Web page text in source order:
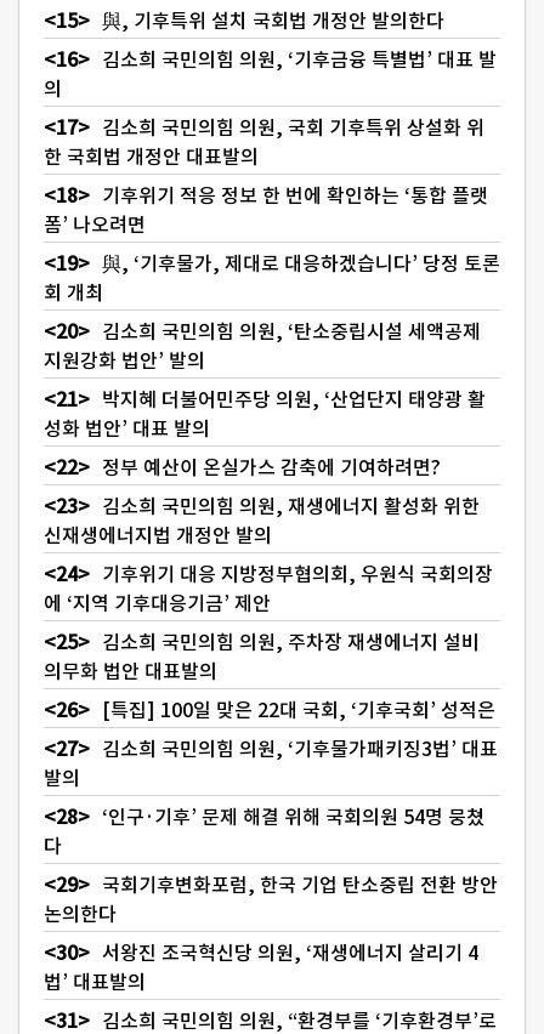
與, 기후특위 설치 국회법 개정안 발의한다
김소희 국민의힘 의원, ‘기후금융 특별법’ 대표 발
의
김소희 국민의힘 의원, 국회 기후특위 상설화 위
한 국회법 개정안 대표발의
기후위기 적응 정보 한 번에 확인하는 ‘통합 플랫
폼’ 나오려면
與, ‘기후물가, 제대로 대응하겠습니다’ 당정 토론
회 개최
김소희 국민의힘 의원, ‘탄소중립시설 세액공제
지원강화 법안’ 발의
박지혜 더불어민주당 의원, ‘산업단지 태양광 활
성화 법안’ 대표 발의
정부 예산이 온실가스 감축에 기여하려면?
김소희 국민의힘 의원, 재생에너지 활성화 위한
신재생에너지법 개정안 발의
기후위기 대응 지방정부협의회, 우원식 국회의장
에 ‘지역 기후대응기금’ 제안
김소희 국민의힘 의원, 주차장 재생에너지 설비
의무화 법안 대표발의
[특집] 100일 맞은 22대 국회, ‘기후국회’ 성적은
김소희 국민의힘 의원, ‘기후물가패키징3법’ 대표
발의
‘인구·기후’ 문제 해결 위해 국회의원 54명 뭉쳤
다
국회기후변화포럼, 한국 기업 탄소중립 전환 방안
논의한다
서왕진 조국혁신당 의원, ‘재생에너지 살리기 4
법’ 대표발의
김소희 국민의힘 의원, “환경부를 ‘기후환경부’로